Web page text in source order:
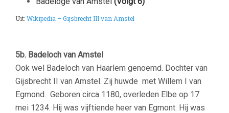
Uit:Wikipedia – Gijsbrecht III van Amstel
5b. Badeloch van Amstel
Ook wel Badeloch van Haarlem genoemd. Dochter van
Gijsbrecht II van Amstel. Zij huwde met Willem I van
Egmond. Geboren circa 1180, overleden Elbe op 17
mei 1234. Hij was vijftiende heer van Egmont. Hij was